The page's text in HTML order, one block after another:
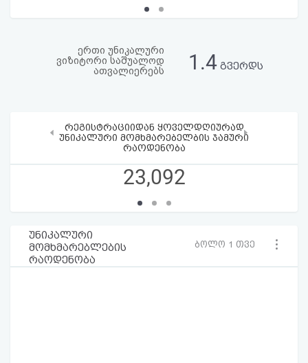
ერთი უნიკალური
ვიზიტორი საშუალოდ
ათვალიერებს
1.4გვერდს
რეგისტრაციიდან ყოველდღიურად
უნიკალური მომხმარებელბის ჯამური
რაოდენობა
23,092
‹ ›
უნიკალური
მომხმარებლების
რაოდენობა
ბოლო 1 თვე